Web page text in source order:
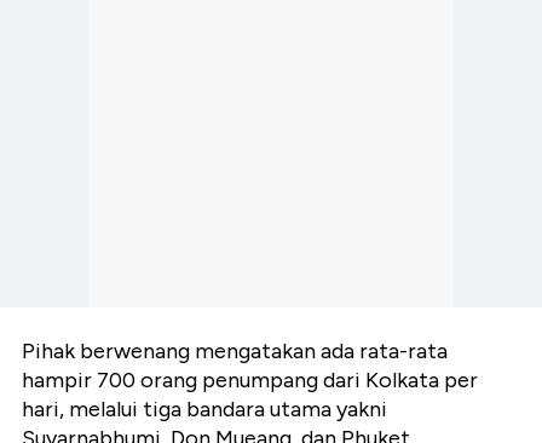
Pihak berwenang mengatakan ada rata-rata
hampir 700 orang penumpang dari Kolkata per
hari, melalui tiga bandara utama yakni